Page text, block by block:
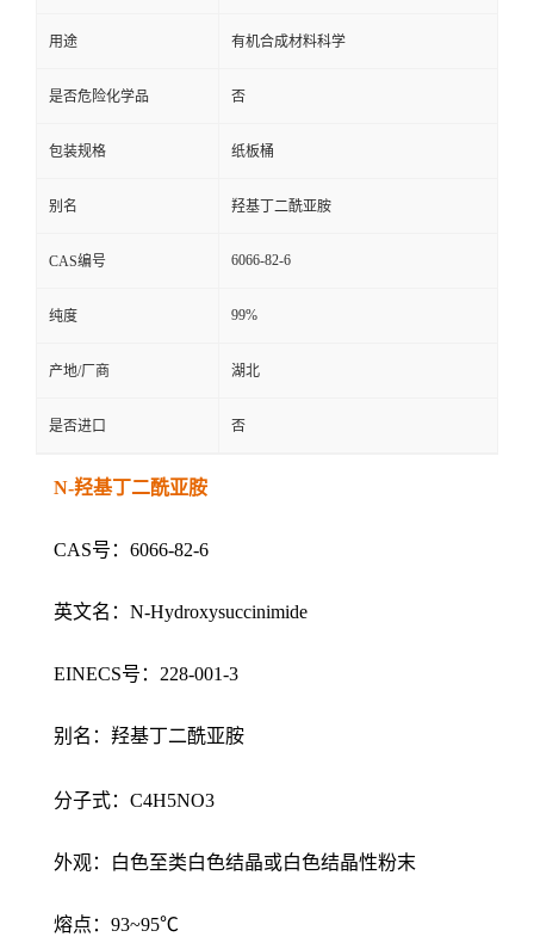
用途 有机合成材料科学
是否危险化学品 否
包装规格 纸板桶
别名 羟基丁二酰亚胺
CAS编号 6066-82-6
纯度 99%
产地/厂商 湖北
是否进口 否
N-羟基丁二酰亚胺
CAS号：6066-82-6
英文名：N-Hydroxysuccinimide
EINECS号：228-001-3
别名：羟基丁二酰亚胺
分子式：C4H5NO3
外观：白色至类白色结晶或白色结晶性粉末
熔点：93~95℃